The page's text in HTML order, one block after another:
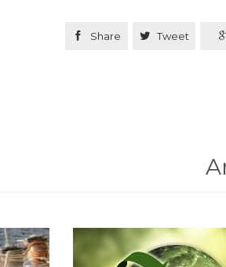
 Share  Tweet